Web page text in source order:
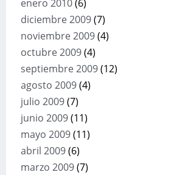
enero 2010(6)
diciembre 2009(7)
noviembre 2009(4)
octubre 2009(4)
septiembre 2009(12)
agosto 2009(4)
julio 2009(7)
junio 2009(11)
mayo 2009(11)
abril 2009(6)
marzo 2009(7)